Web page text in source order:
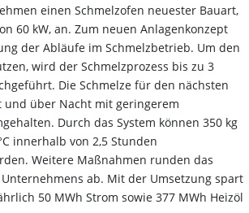
einen Schmelzofen neuester Bauart,
60 kW, an. Zum neuen Anlagenkonzept
der Abläufe im Schmelzbetrieb. Um den
wird der Schmelzprozess bis zu 3
Die Schmelze für den nächsten
und über Nacht mit geringerem
Durch das System können 350 kg
innerhalb von 2,5 Stunden
Weitere Maßnahmen runden das
ab. Mit der Umsetzung spart
50 MWh Strom sowie 377 MWh Heizöl